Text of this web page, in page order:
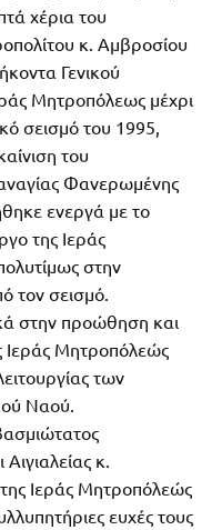
χέρια του
κ. Αμβροσίου
Γενικού
Μητροπόλεως μέχρι
σεισμό του 1995,
του
Φανερωμένης
ενεργά με το
της Ιεράς
στην
τον σεισμό.
στην προώθηση και
Ιεράς Μητροπόλεώς
των
Ναού.
κ.
Ιεράς Μητροπόλεώς
ευχές τους